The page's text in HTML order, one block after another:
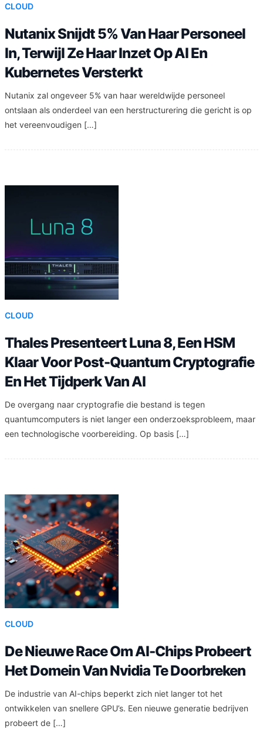
CLOUD
Nutanix Snijdt 5% Van Haar Personeel
In, Terwijl Ze Haar Inzet Op AI En
Kubernetes Versterkt
Nutanix zal ongeveer 5% van haar wereldwijde personeel
ontslaan als onderdeel van een herstructurering die gericht is op
het vereenvoudigen […]
CLOUD
Thales Presenteert Luna 8, Een HSM
Klaar Voor Post-Quantum Cryptografie
En Het Tijdperk Van AI
De overgang naar cryptografie die bestand is tegen
quantumcomputers is niet langer een onderzoeksprobleem, maar
een technologische voorbereiding. Op basis […]
CLOUD
De Nieuwe Race Om AI-Chips Probeert
Het Domein Van Nvidia Te Doorbreken
De industrie van AI-chips beperkt zich niet langer tot het
ontwikkelen van snellere GPU’s. Een nieuwe generatie bedrijven
probeert de […]